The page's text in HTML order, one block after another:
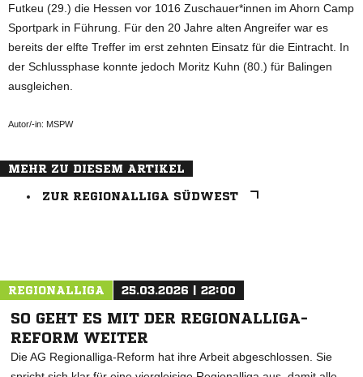
Futkeu (29.) die Hessen vor 1016 Zuschauer*innen im Ahorn Camp
Sportpark in Führung. Für den 20 Jahre alten Angreifer war es
bereits der elfte Treffer im erst zehnten Einsatz für die Eintracht. In
der Schlussphase konnte jedoch Moritz Kuhn (80.) für Balingen
ausgleichen.
Autor/-in: MSPW
MEHR ZU DIESEM ARTIKEL
ZUR REGIONALLIGA SÜDWEST
REGIONALLIGA 25.03.2026 | 22:00
SO GEHT ES MIT DER REGIONALLIGA-
REFORM WEITER
Die AG Regionalliga-Reform hat ihre Arbeit abgeschlossen. Sie